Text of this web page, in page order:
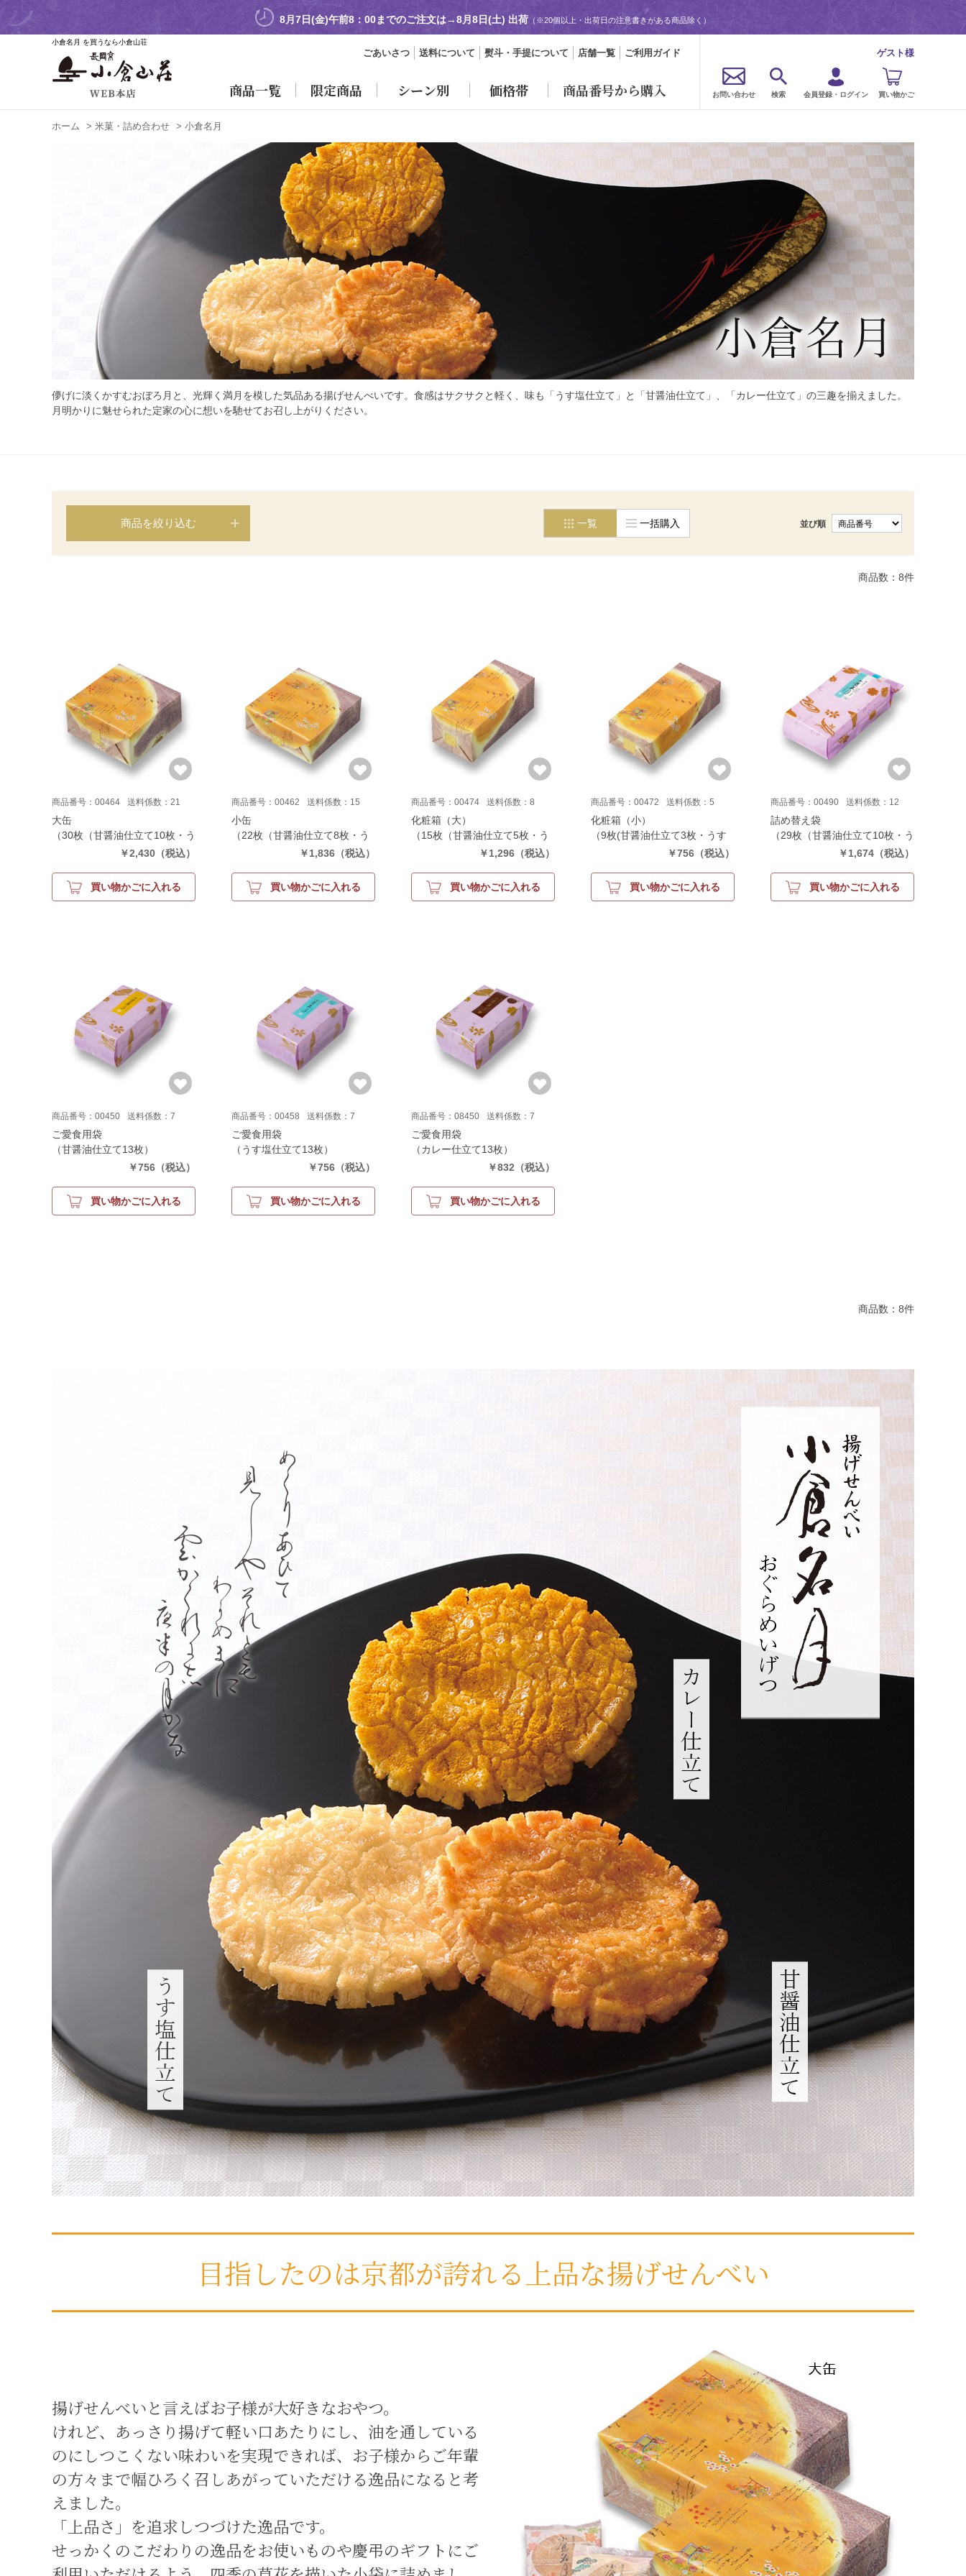
小倉名月 を買うなら小倉山荘
8月7日(金)午前8：00までのご注文は→8月8日(土) 出荷 （※20個以上・出荷日の注意書きがある商品除く）
ごあいさつ 送料について 熨斗・手提について 店舗一覧 ご利用ガイド
商品一覧 限定商品 シーン別 価格帯 商品番号から購入
ゲスト様
お問い合わせ 検索 会員登録・ログイン 買い物かご
ホーム > 米菓・詰め合わせ > 小倉名月
儚げに淡くかすむおぼろ月と、光輝く満月を模した気品ある揚げせんべいです。食感はサクサクと軽く、味も「うす塩仕立て」と「甘醤油仕立て」、「カレー仕立て」の三趣を揃えました。
月明かりに魅せられた定家の心に想いを馳せてお召し上がりください。
一覧 一括購入 並び順
商品を絞り込む
商品数： 8件
商品番号：00464 送料係数：21
大缶
（30枚（甘醤油仕立て10枚・う
す塩仕立て10枚・カレー仕立て
￥2,430 （税込）
買い物かごに入れる
商品番号：00462 送料係数：15
小缶
（22枚（甘醤油仕立て8枚・う
す塩仕立て8枚・カレー仕立て6
￥1,836 （税込）
買い物かごに入れる
商品番号：00474 送料係数：8
化粧箱（大）
（15枚（甘醤油仕立て5枚・う
す塩仕立て5枚・カレー仕立て5
￥1,296 （税込）
買い物かごに入れる
商品番号：00472 送料係数：5
化粧箱（小）
（9枚(甘醤油仕立て3枚・うす
塩仕立て3枚・カレー仕立て3
￥756 （税込）
買い物かごに入れる
商品番号：00490 送料係数：12
詰め替え袋
（29枚（甘醤油仕立て10枚・う
す塩仕立て10枚・カレー仕立て
￥1,674 （税込）
買い物かごに入れる
商品番号：00450 送料係数：7
ご愛食用袋
（甘醤油仕立て13枚）
￥756 （税込）
買い物かごに入れる
商品番号：00458 送料係数：7
ご愛食用袋
（うす塩仕立て13枚）
￥756 （税込）
買い物かごに入れる
商品番号：08450 送料係数：7
ご愛食用袋
（カレー仕立て13枚）
￥832 （税込）
買い物かごに入れる
商品数： 8件
目指したのは京都が誇れる 上品な揚げせんべい
揚げせんべいと言えばお子様が大好きなおやつ。
けれど、あっさり揚げて軽い口あたりにし、油を通している
のにしつこくない味わいを実現できれば、お子様からご年輩
の方々まで幅ひろく召しあがっていただける逸品になると考
えました。
「上品さ」を追求しつづけた逸品です。
せっかくのこだわりの逸品をお使いものや慶弔のギフトにご